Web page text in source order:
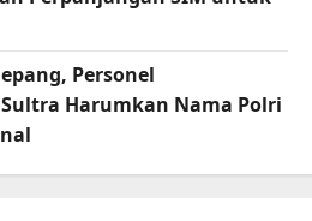
Personel
Harumkan Nama Polri